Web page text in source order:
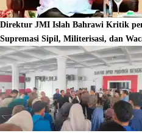
Direktur JMI Islah Bahrawi Kritik
Supremasi Sipil, Militerisasi, dan